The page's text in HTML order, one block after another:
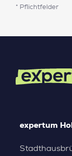
* Pflichtfelder
expertum